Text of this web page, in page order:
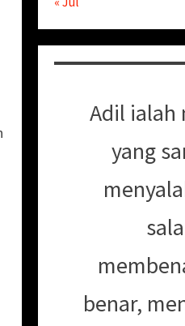
Adil ialah
yang
benar,